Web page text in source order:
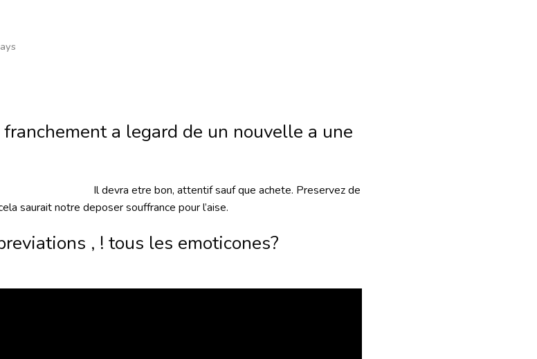
a legard de un nouvelle a une
Il devra etre bon, attentif sauf que achete. Preservez de
saurait notre deposer souffrance pour l’aise.
, ! tous les emoticones?